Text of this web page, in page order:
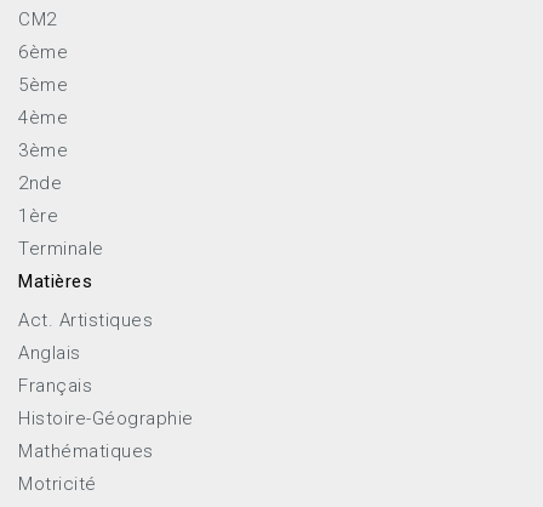
CM2
6ème
5ème
4ème
3ème
2nde
1ère
Terminale
Matières
Act. Artistiques
Anglais
Français
Histoire-Géographie
Mathématiques
Motricité